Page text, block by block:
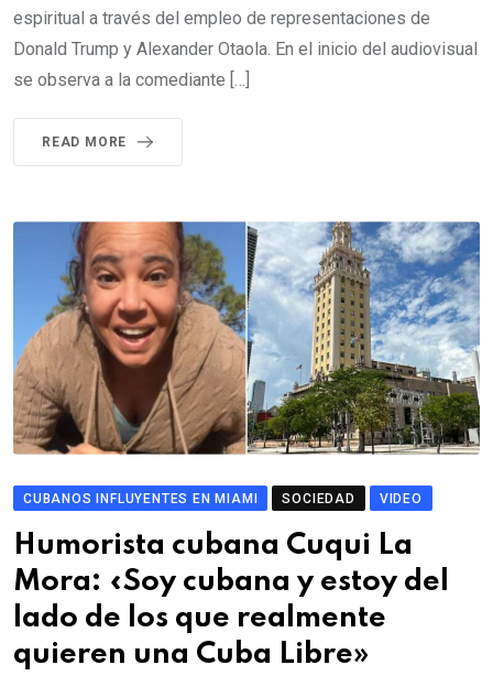
espiritual a través del empleo de representaciones de
Donald Trump y Alexander Otaola. En el inicio del audiovisual
se observa a la comediante […]
READ MORE
CUBANOS INFLUYENTES EN MIAMI SOCIEDAD VIDEO
Humorista cubana Cuqui La
Mora: «Soy cubana y estoy del
lado de los que realmente
quieren una Cuba Libre»